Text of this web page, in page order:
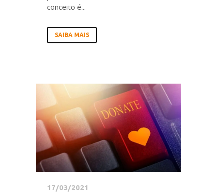
conceito é...
SAIBA MAIS
17/03/2021